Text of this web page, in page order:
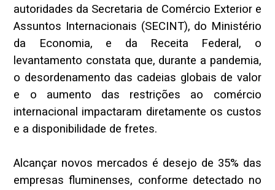
autoridades da Secretaria de Comércio Exterior e
Assuntos Internacionais (SECINT), do Ministério
da Economia, e da Receita Federal, o
levantamento constata que, durante a pandemia,
o desordenamento das cadeias globais de valor
e o aumento das restrições ao comércio
internacional impactaram diretamente os custos
e a disponibilidade de fretes.
Alcançar novos mercados é desejo de 35% das
empresas fluminenses, conforme detectado no